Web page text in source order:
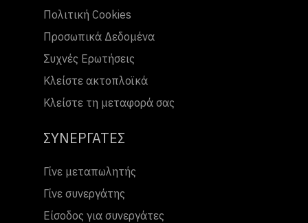
Πολιτική Cookies
Προσωπικά Δεδομένα
Συχνές Ερωτήσεις
Κλείστε ακτοπλοϊκά
Κλείστε τη μεταφορά σας
ΣΥΝΕΡΓΑΤΕΣ
Γίνε μεταπωλητής
Γίνε συνεργάτης
Είσοδος για συνεργάτες